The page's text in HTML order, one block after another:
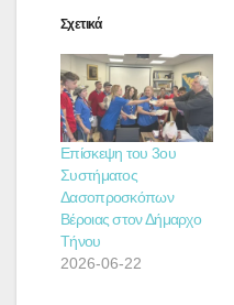
Σχετικά
Επίσκεψη του 3ου
Συστήματος
Δασοπροσκόπων
Βέροιας στον Δήμαρχο
Τήνου
2026-06-22